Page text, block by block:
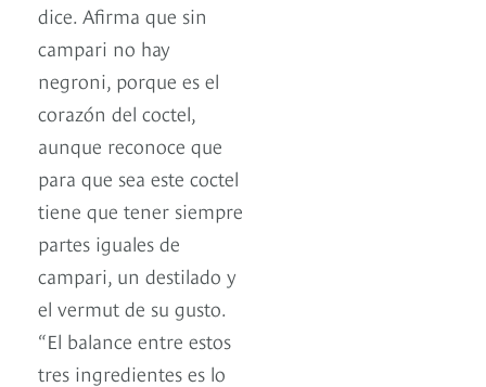
dice. Afirma que sin
campari no hay
negroni, porque es el
corazón del coctel,
aunque reconoce que
para que sea este coctel
tiene que tener siempre
partes iguales de
campari, un destilado y
el vermut de su gusto.
“El balance entre estos
tres ingredientes es lo